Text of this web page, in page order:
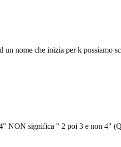
un nome che inizia per k possiamo
NON significa " 2 poi 3 e non 4"